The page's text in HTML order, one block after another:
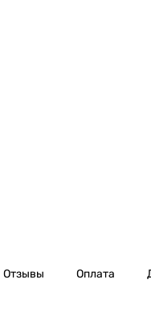
Отзывы Оплата